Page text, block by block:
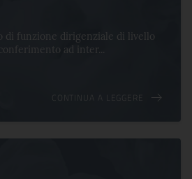
di funzione dirigenziale di livello
ad inter...
CONTINUA A LEGGERE